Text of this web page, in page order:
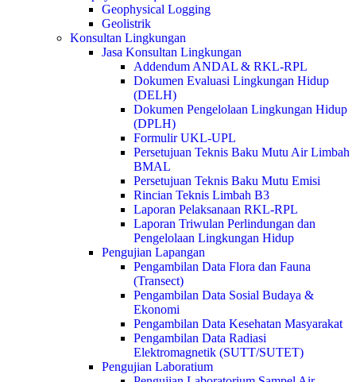
Geophysical Logging
Geolistrik
Konsultan Lingkungan
Jasa Konsultan Lingkungan
Addendum ANDAL & RKL-RPL
Dokumen Evaluasi Lingkungan Hidup
(DELH)
Dokumen Pengelolaan Lingkungan Hidup
(DPLH)
Formulir UKL-UPL
Persetujuan Teknis Baku Mutu Air Limbah
BMAL
Persetujuan Teknis Baku Mutu Emisi
Rincian Teknis Limbah B3
Laporan Pelaksanaan RKL-RPL
Laporan Triwulan Perlindungan dan
Pengelolaan Lingkungan Hidup
Pengujian Lapangan
Pengambilan Data Flora dan Fauna
(Transect)
Pengambilan Data Sosial Budaya &
Ekonomi
Pengambilan Data Kesehatan Masyarakat
Pengambilan Data Radiasi
Elektromagnetik (SUTT/SUTET)
Pengujian Laboratium